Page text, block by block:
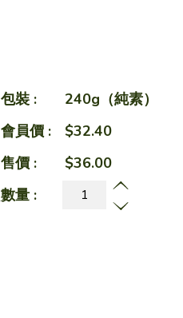
素之樂素食料理
愛心飯盒
包裝 :
240g（純素）
會員價 :
$32.40
售價 :
$36.00
數量 :